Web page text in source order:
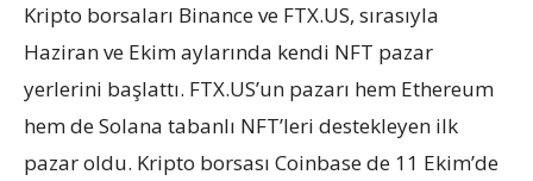
Kripto borsaları Binance ve FTX.US, sırasıyla
Haziran ve Ekim aylarında kendi NFT pazar
yerlerini başlattı. FTX.US’un pazarı hem Ethereum
hem de Solana tabanlı NFT’leri destekleyen ilk
pazar oldu. Kripto borsası Coinbase de 11 Ekim’de